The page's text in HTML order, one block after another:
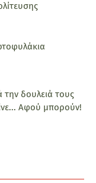
δουλειά τους
Αφού μπορούν!